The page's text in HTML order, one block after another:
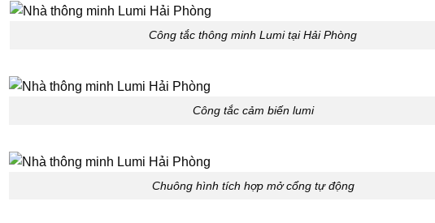
Công tắc thông minh Lumi tại Hải Phòng
Công tắc cảm biến lumi
Chuông hình tích hợp mở cổng tự động